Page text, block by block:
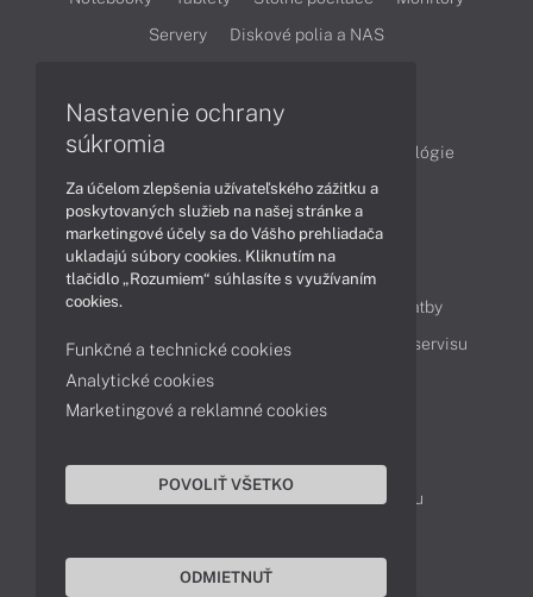
Servery
Diskové polia a NAS
Články
Obchodné informácie
Technológie
Videá
Obsah
Ako nakupovať
Možnosti doručenia a platby
Podpora a servis
Servisné služby Cenník servisu
Kontakty
043 4224 771
Obchodné oddelenie
Reklamácia tovaru
Nastavenie ochrany
súkromia
Za účelom zlepšenia užívateľského zážitku a
poskytovaných služieb na našej stránke a
marketingové účely sa do Vášho prehliadača
ukladajú súbory cookies. Kliknutím na
tlačidlo „Rozumiem“ súhlasíte s využívaním
cookies.
Funkčné a technické cookies
Analytické cookies
Marketingové a reklamné cookies
POVOLIŤ VŠETKO
ODMIETNUŤ